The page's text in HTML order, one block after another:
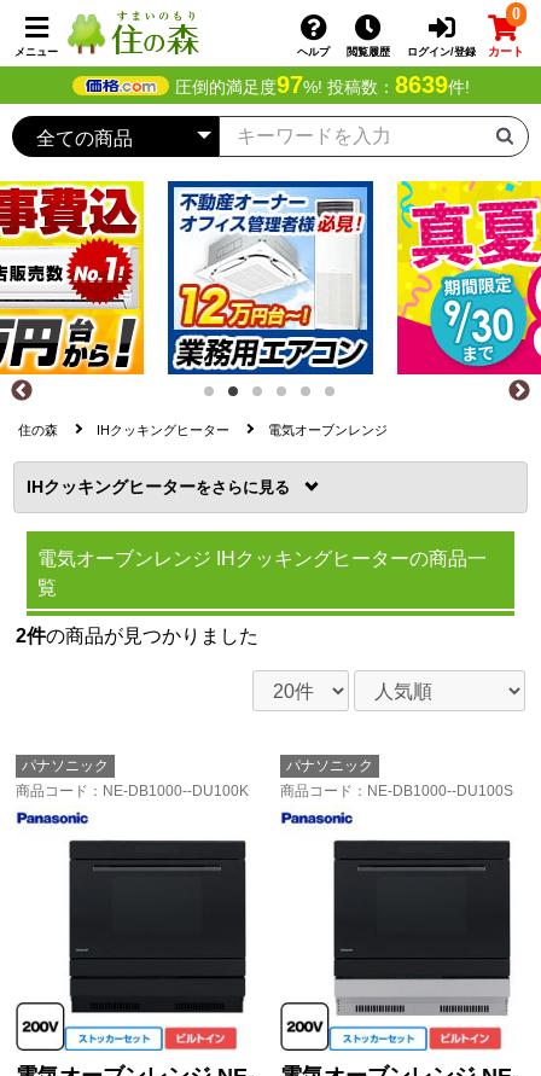
メニュー ヘルプ 閲覧履歴 ログイン/登録
0
カート
圧倒的満足度97%! 投稿数： 8639件!
住の森 IHクッキングヒーター 電気オーブンレンジ
IHクッキングヒーターを
電気オーブンレンジ IHクッキングヒーターの商品一
覧
2件の商品が見つかりました
パナソニック
商品コード ：NE-DB1000--DU100K
パナソニック
商品コード ：NE-DB1000--DU100S